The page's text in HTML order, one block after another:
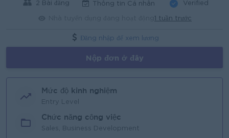
2 Bài đăng Thông tin Cá nhân Verified
1 tuần trước
Đăng nhập để xem lương
Nộp đơn ở đây
Mức độ kinh nghiệm
Entry Level
Chức năng công việc
Sales, Business Development